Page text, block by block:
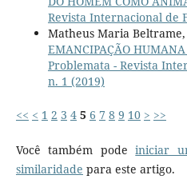
Revista Internacional de
Matheus Maria Beltrame,
EMANCIPAÇÃO
Problemata - Revista
n. 1 (2019)
<< < 1 2 3 4 5 6 7 8 9 10 > >>
Você também podeiniciar
similaridade para este artigo.